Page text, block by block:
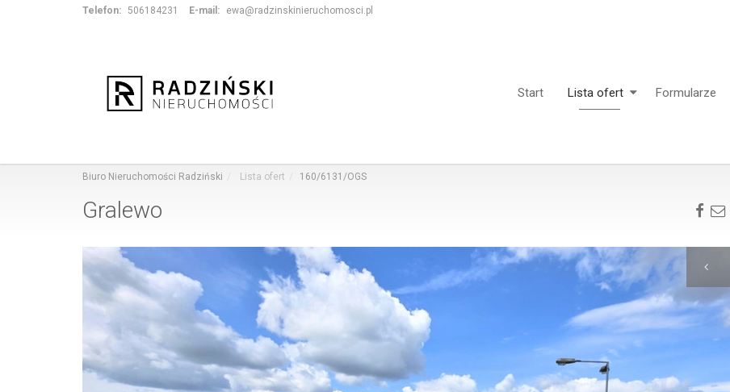
Telefon: 506184231 E-mail: ewa@radzinskinieruchomosci.pl
Start Lista ofert Formularze
Biuro Nieruchomości Radziński Lista ofert 160/6131/OGS
Gralewo